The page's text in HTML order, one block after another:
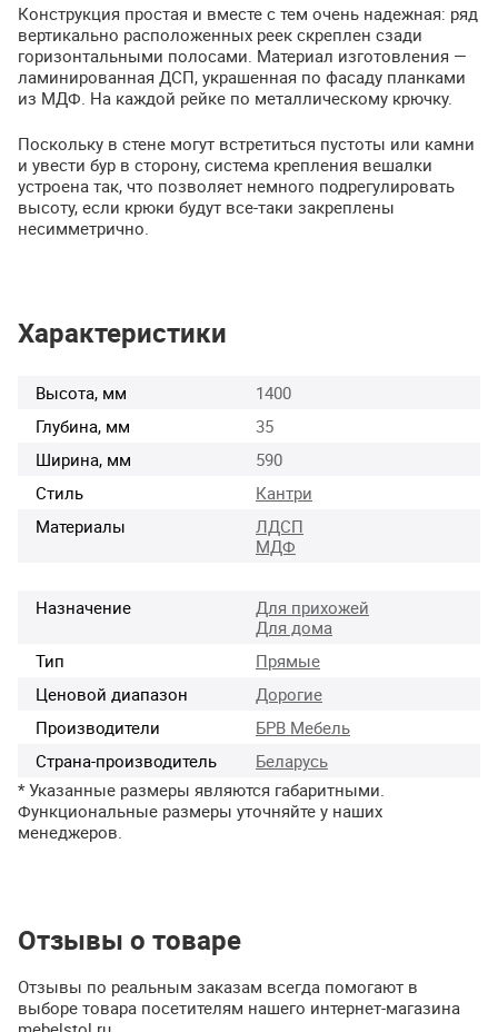
Конструкция простая и вместе с тем очень надежная: ряд
вертикально расположенных реек скреплен сзади
горизонтальными полосами. Материал изготовления —
ламинированная ДСП, украшенная по фасаду планками
из МДФ . На каждой рейке по металлическому крючку.
Поскольку в стене могут встретиться пустоты или камни
и увести бур в сторону, система крепления вешалки
устроена так, что позволяет немного подрегулировать
высоту, если крюки будут все-таки закреплены
несимметрично.
Характеристики
Высота, мм
1400
Глубина, мм
35
Ширина, мм
590
Стиль
Кантри
Материалы
ЛДСП
МДФ
Назначение
Для прихожей
Для дома
Тип
Прямые
Ценовой диапазон
Дорогие
Производители
БРВ Мебель
Страна-производитель
Беларусь
* Указанные размеры являются габаритными.
Функциональные размеры уточняйте у наших
менеджеров.
Отзывы о товаре
Отзывы по реальным заказам всегда помогают в
выборе товара посетителям нашего интернет-магазина